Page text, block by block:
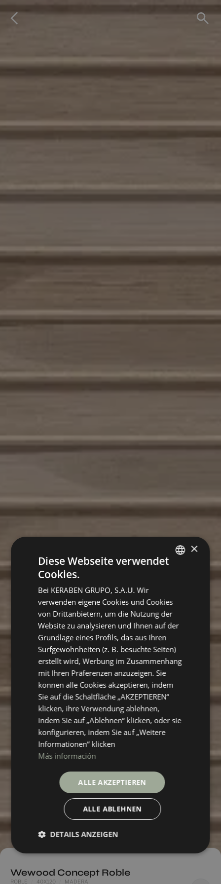
Wewood Concept Roble
ROBLE 40X120 MADERA
FRENCH
×
Diese Webseite verwendet
Cookies.
Bei KERABEN GRUPO, S.A.U. Wir
verwenden eigene Cookies und Cookies
von Drittanbietern, um die Nutzung der
Website zu analysieren und Ihnen auf der
Grundlage eines Profils, das aus Ihren
Surfgewohnheiten (z. B. besuchte Seiten)
erstellt wird, Werbung im Zusammenhang
mit Ihren Präferenzen anzuzeigen. Sie
können alle Cookies akzeptieren, indem
Sie auf die Schaltfläche „AKZEPTIEREN“
klicken, ihre Verwendung ablehnen,
indem Sie auf „Ablehnen“ klicken, oder sie
konfigurieren, indem Sie auf „Weitere
Informationen“ klicken
Más información
ALLE AKZEPTIEREN
ALLE ABLEHNEN
DETAILS ANZEIGEN